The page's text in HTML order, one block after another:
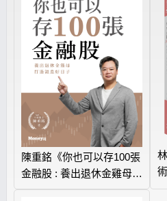
陳重銘《你也可以存100張
金融股 : 養出退休金雞母
打造領息好日子》